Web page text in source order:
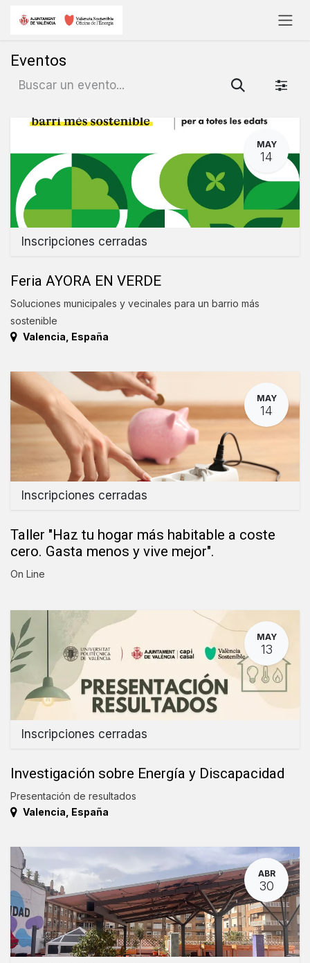
Eventos
MAY
14
Inscripciones cerradas
Feria AYORA EN VERDE
Soluciones municipales y vecinales para un barrio más
sostenible
Valencia España
MAY
14
Inscripciones cerradas
Taller "Haz tu hogar más habitable a coste
cero. Gasta menos y vive mejor".
On Line
MAY
13
Inscripciones cerradas
Investigación sobre Energía y Discapacidad
Presentación de resultados
Valencia España
ABR
30